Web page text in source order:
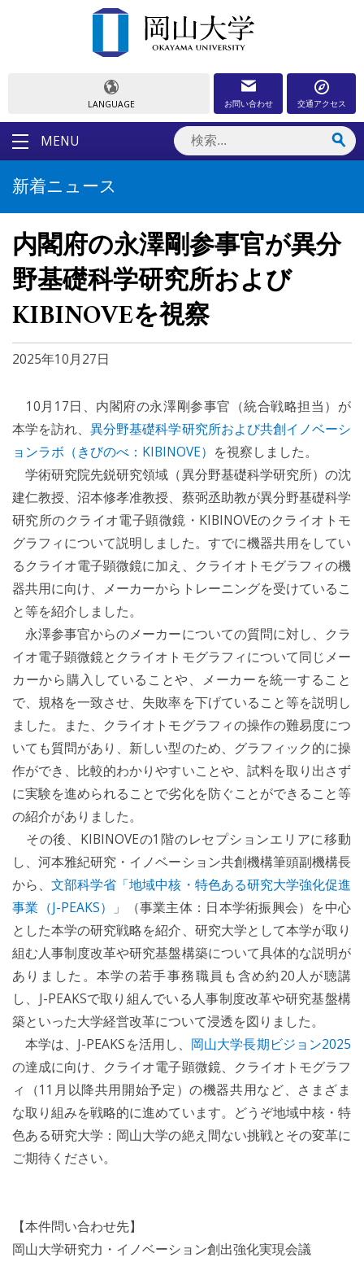
LANGUAGE お問い合わせ 交通アクセス
MENU
新着ニュース
内閣府の永澤剛参事官が異分
野基礎科学研究所および
KIBINOVEを視察
2025年10月27日
10月17日、内閣府の永澤剛参事官（統合戦略担当）が
本学を訪れ、異分野基礎科学研究所および共創イノベーシ
ョンラボ（きびのべ：KIBINOVE） を視察しました。
学術研究院先鋭研究領域（異分野基礎科学研究所）の沈
建仁教授、沼本修孝准教授、蔡弼丞助教が異分野基礎科学
研究所のクライオ電子顕微鏡・KIBINOVEのクライオトモ
グラフィについて説明しました。すでに機器共用をしてい
るクライオ電子顕微鏡に加え、クライオトモグラフィの機
器共用に向け、メーカーからトレーニングを受けているこ
と等を紹介しました。
永澤参事官からのメーカーについての質問に対し、クラ
イオ電子顕微鏡とクライオトモグラフィについて同じメー
カーから購入していることや、メーカーを統一すること
で、規格を一致させ、失敗率を下げていること等を説明し
ました。また、クライオトモグラフィの操作の難易度につ
いても質問があり、新しい型のため、グラフィック的に操
作ができ、比較的わかりやすいことや、試料を取り出さず
に実験を進められることで劣化を防ぐことができること等
の紹介がありました。
その後、KIBINOVEの1階のレセプションエリアに移動
し、河本雅紀研究・イノベーション共創機構筆頭副機構長
から、文部科学省「地域中核・特色ある研究大学強化促進
事業（J-PEAKS）」
（事業主体：日本学術振興会）を中心
とした本学の研究戦略を紹介、研究大学として本学が取り
組む人事制度改革や研究基盤構築について具体的な説明が
ありました。本学の若手事務職員も含め約20人が聴講
し、J-PEAKSで取り組んでいる人事制度改革や研究基盤構
築といった大学経営改革について浸透を図りました。
本学は、J-PEAKSを活用し、 岡山大学長期ビジョン2025
の達成に向け、クライオ電子顕微鏡、クライオトモグラフ
ィ（11月以降共用開始予定）の機器共用など、さまざま
な取り組みを戦略的に進めています。どうぞ地域中核・特
色ある研究大学：岡山大学の絶え間ない挑戦とその変革に
ご期待ください。
【本件問い合わせ先】
岡山大学研究力・イノベーション創出強化実現会議